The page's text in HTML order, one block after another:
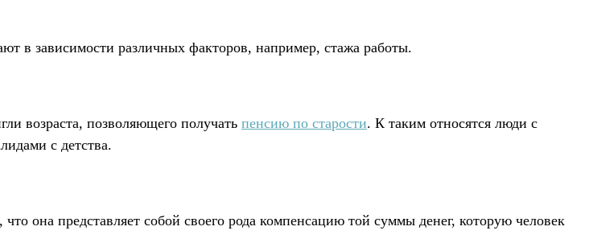
в зависимости различных факторов, например, стажа работы.
возраста, позволяющего получать пенсию по старости. К таким относятся люди с
с детства.
она представляет собой своего рода компенсацию той суммы денег, которую человек